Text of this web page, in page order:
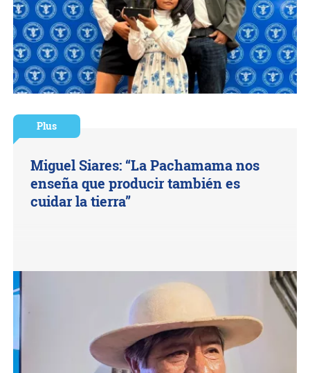
Plus
Miguel Siares: “La Pachamama nos
enseña que producir también es
cuidar la tierra”